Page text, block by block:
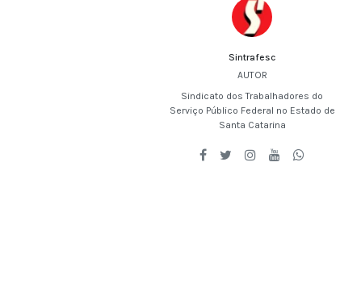
Sintrafesc
AUTOR
Sindicato dos Trabalhadores do
Serviço Público Federal no Estado de
Santa Catarina